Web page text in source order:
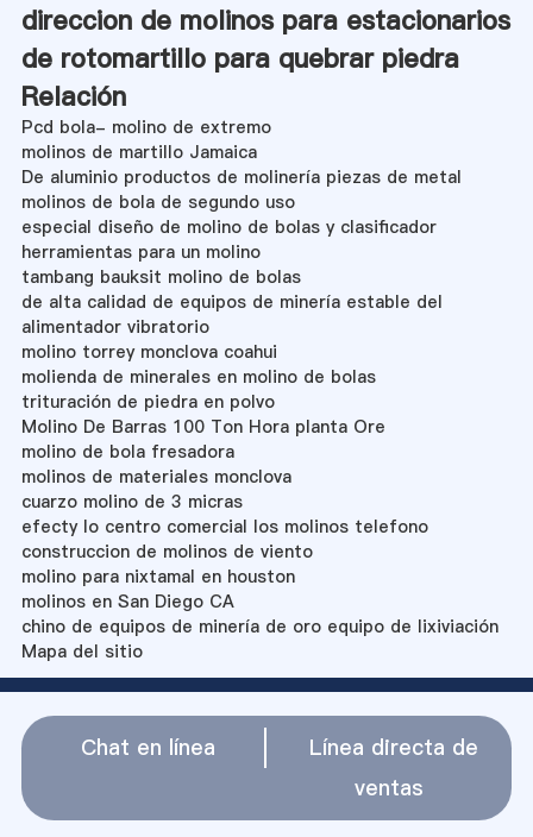
direccion de molinos para estacionarios
de rotomartillo para quebrar piedra
Relación
Pcd bola- molino de extremo
molinos de martillo Jamaica
De aluminio productos de molinería piezas de metal
molinos de bola de segundo uso
especial diseño de molino de bolas y clasificador
herramientas para un molino
tambang bauksit molino de bolas
de alta calidad de equipos de minería estable del
alimentador vibratorio
molino torrey monclova coahui
molienda de minerales en molino de bolas
trituración de piedra en polvo
Molino De Barras 100 Ton Hora planta Ore
molino de bola fresadora
molinos de materiales monclova
cuarzo molino de 3 micras
efecty lo centro comercial los molinos telefono
construccion de molinos de viento
molino para nixtamal en houston
molinos en San Diego CA
chino de equipos de minería de oro equipo de lixiviación
Mapa del sitio
Chat en línea
Línea directa de
ventas